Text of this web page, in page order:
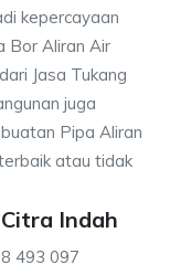
kepercayaan
Bor Aliran Air
Jasa Tukang
juga
Pipa Aliran
atau tidak
Indah
493 097